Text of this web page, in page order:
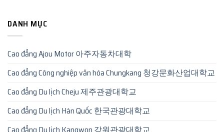
DANH MỤC
Cao đẳng Ajou Motor 아주자동차대학
Cao đẳng Công nghiệp văn hóa Chungkang 청강문화산업대학교
Cao đẳng Du lịch Cheju 제주관광대학교
Cao đẳng Du lịch Hàn Quốc 한국관광대학교